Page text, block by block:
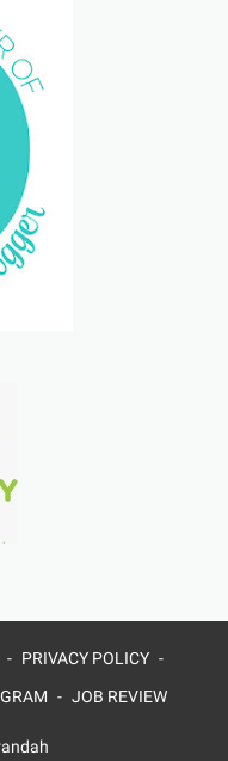
PRIVACY POLICY
JOB REVIEW